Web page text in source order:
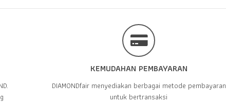
KEMUDAHAN PEMBAYARAN
DIAMONDfair menyediakan berbagai metode pembayaran
untuk bertransaksi